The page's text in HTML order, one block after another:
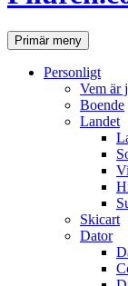
SökPrimär meny
Personligt
Vem är
Boende
Landet
Skicart
Dator